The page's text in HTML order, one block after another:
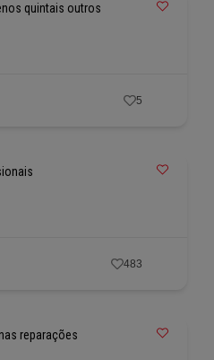
quintais outros
5
483
reparações